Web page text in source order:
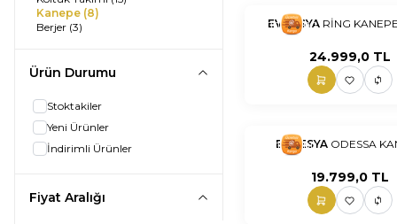
Kanepe (8)
Berjer (3)
Ürün Durumu
Stoktakiler
Yeni Ürünler
İndirimli Ürünler
Fiyat Aralığı
nnnnn nn
EVNESYA RİNG
24.999,0TL
nnnnn nn
EVNESYA ODESSA
19.799,0TL